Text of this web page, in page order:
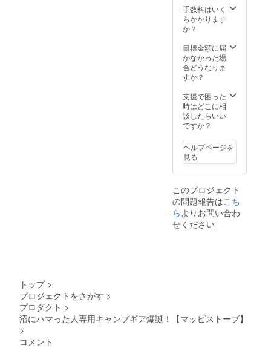
手数料はいく
らかかります
か？
目標金額に届
かなかった場
合どうなりま
すか？
支援で困った
時はどこに相
談したらいい
ですか？
ヘルプページを
見る
このプロジェクト
の問題報告はこち
ら よりお問い合わ
せください
トップ >
プロジェクトをさがす >
プロダクト >
​沼にハマった人専用キャンプギア爆誕！【マッピストーブ】
>
コメント